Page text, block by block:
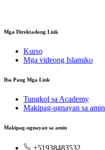
Mga Direktadong Link
Kurso
Mga videong Islamiko
Iba Pang Mga Link
Tungkol sa Academy
Makipag-ugnayan sa amin
Makipag-ugnayan sa amin
+51938483532